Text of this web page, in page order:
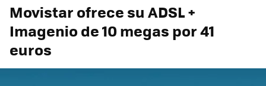
Movistar ofrece su ADSL +
Imagenio de 10 megas por 41
euros